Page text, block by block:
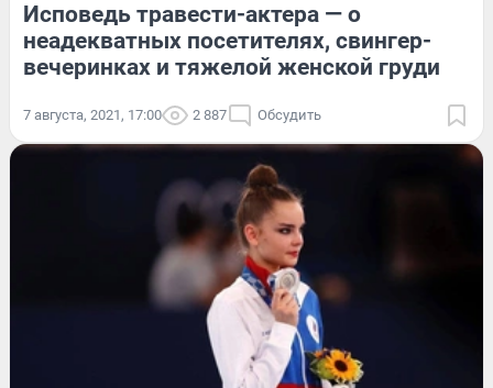
Исповедь травести-актера — о
неадекватных посетителях, свингер-
вечеринках и тяжелой женской груди
7 августа, 2021, 17:00 2 887 Обсудить